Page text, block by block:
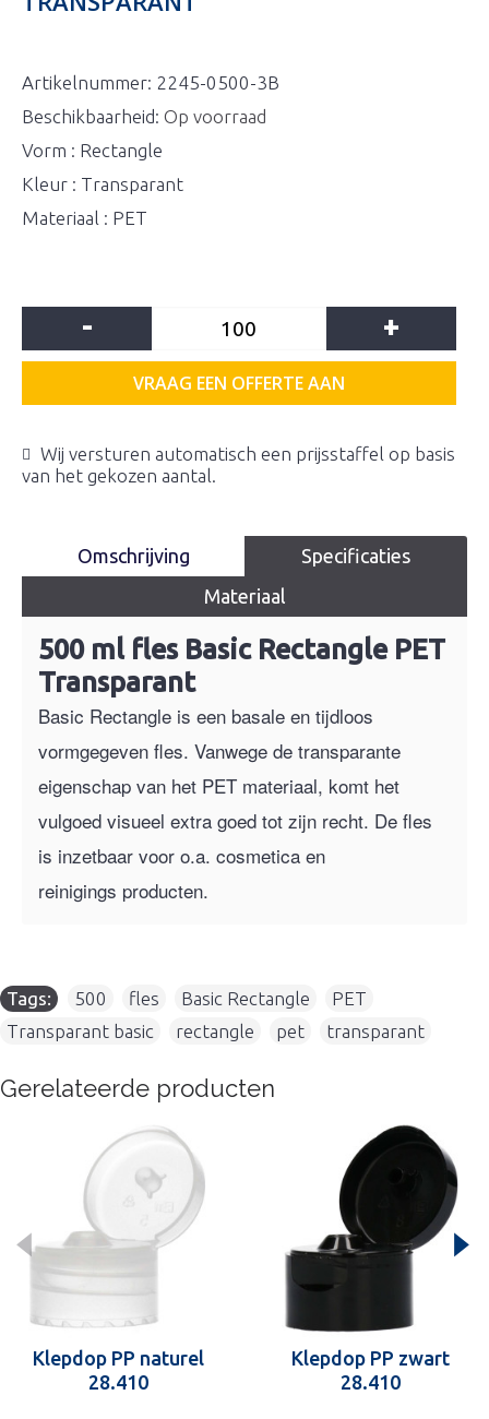
Artikelnummer: 2245-0500-3B
Beschikbaarheid: Op voorraad
Vorm : Rectangle
Kleur : Transparant
Materiaal : PET
- +
VRAAG EEN OFFERTE AAN
Wij versturen automatisch een prijsstaffel op basis
van het gekozen aantal.
Omschrijving
Specificaties
Materiaal
500 ml fles Basic Rectangle PET
Transparant
Basic Rectangle is een basale en tijdloos
vormgegeven fles. Vanwege de transparante
eigenschap van het PET materiaal, komt het
vulgoed visueel extra goed tot zijn recht. De fles
is inzetbaar voor o.a. cosmetica en
reinigings producten.
Tags: 500 fles Basic Rectangle PET
Transparant basic
rectangle pet transparant
Gerelateerde producten
Klepdop PP naturel
28.410
Klepdop PP zwart
28.410